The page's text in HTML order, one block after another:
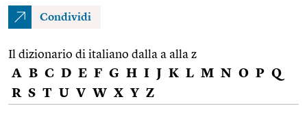
Condividi
Il dizionario di italiano dalla a alla z
A B C D E F G H I J K L M N O P Q
R S T U V W X Y Z